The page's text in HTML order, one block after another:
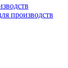
производств